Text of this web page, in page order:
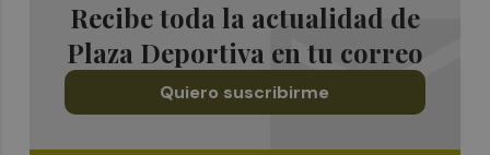
Recibe toda la actualidad de
Plaza Deportiva en tu correo
Quiero suscribirme